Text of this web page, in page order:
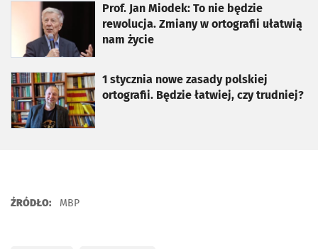
Prof. Jan Miodek: To nie będzie
rewolucja. Zmiany w ortografii ułatwią
nam życie
otworzy się w nowej karcie
1 stycznia nowe zasady polskiej
ortografii. Będzie łatwiej, czy trudniej?
otworzy się w nowej karcie
ŹRÓDŁO: MBP